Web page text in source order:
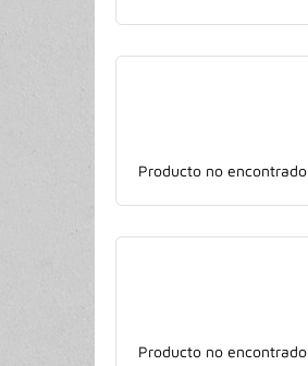
Producto no encontrado
Producto no encontrado